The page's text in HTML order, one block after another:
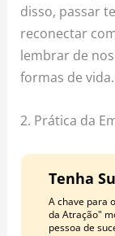
disso, passar
reconectar
lembrar de
formas de vida.
2. Prática da
Tenha
A chave para
da Atração"
pessoa de